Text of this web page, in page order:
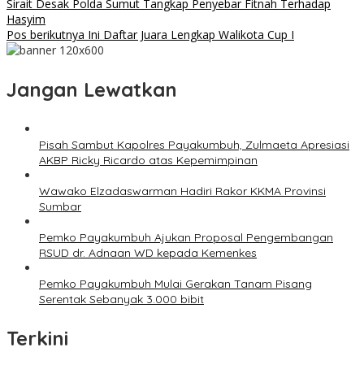
Sirait Desak Polda Sumut Tangkap Penyebar Fitnah Terhadap
Hasyim
Pos berikutnya Ini Daftar Juara Lengkap Walikota Cup I
Jangan Lewatkan
Pisah Sambut Kapolres Payakumbuh, Zulmaeta Apresiasi
AKBP Ricky Ricardo atas Kepemimpinan
Wawako Elzadaswarman Hadiri Rakor KKMA Provinsi
Sumbar
Pemko Payakumbuh Ajukan Proposal Pengembangan
RSUD dr. Adnaan WD kepada Kemenkes
Pemko Payakumbuh Mulai Gerakan Tanam Pisang
Serentak Sebanyak 3.000 bibit
Terkini